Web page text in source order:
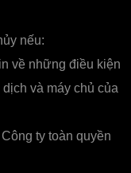
nếu:
về những điều kiện
và máy chủ của
ty toàn quyền